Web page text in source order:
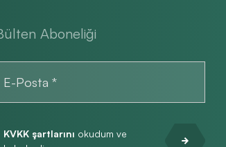
Aboneliği
KVKK şartlarını okudum ve